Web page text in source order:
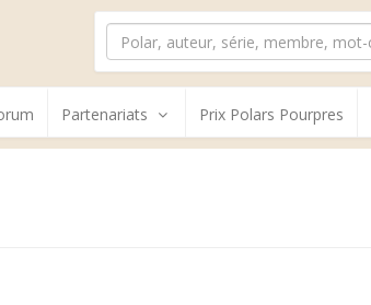
Partenariats Prix Polars Pourpres